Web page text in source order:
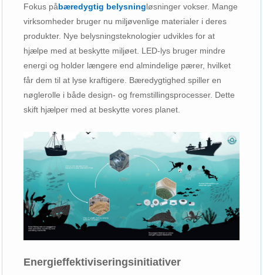
Fokus påbæredygtig belysningløsninger vokser. Mange
virksomheder bruger nu miljøvenlige materialer i deres
produkter. Nye belysningsteknologier udvikles for at
hjælpe med at beskytte miljøet. LED-lys bruger mindre
energi og holder længere end almindelige pærer, hvilket
får dem til at lyse kraftigere. Bæredygtighed spiller en
nøglerolle i både design- og fremstillingsprocesser. Dette
skift hjælper med at beskytte vores planet.
Energieffektiviseringsinitiativer